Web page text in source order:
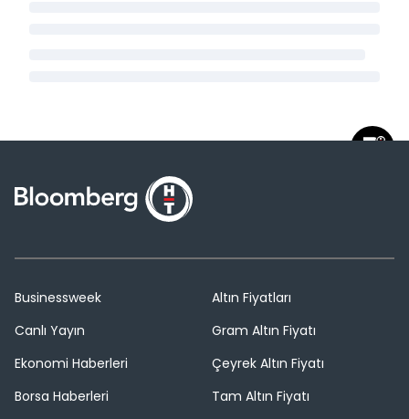
Businessweek
Canlı Yayın
Ekonomi Haberleri
Borsa Haberleri
Altın Fiyatları
Gram Altın Fiyatı
Çeyrek Altın Fiyatı
Tam Altın Fiyatı